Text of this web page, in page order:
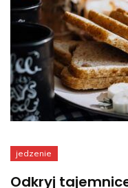
jedzenie
Odkryj